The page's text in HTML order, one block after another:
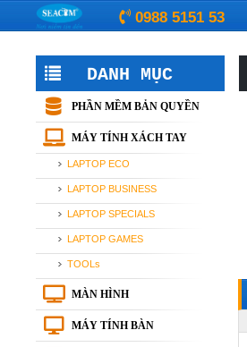
0988 5151 53
DANH MỤC
PHẦN MỀM BẢN QUYỀN
MÁY TÍNH XÁCH TAY
LAPTOP ECO
LAPTOP BUSINESS
LAPTOP SPECIALS
LAPTOP GAMES
TOOLs
MÀN HÌNH
MÁY TÍNH BÀN